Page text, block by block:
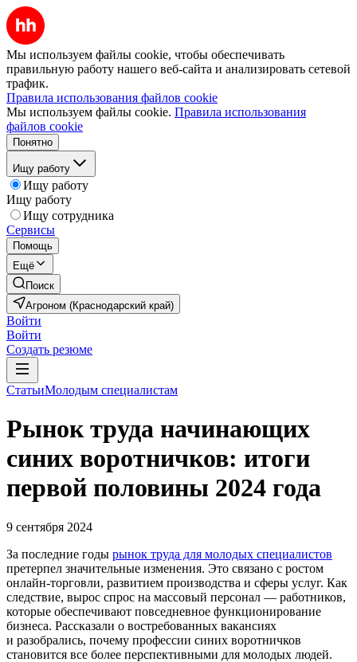
Мы используем файлы cookie, чтобы обеспечивать
правильную работу нашего веб-сайта и анализировать сетевой
трафик.
Правила использования файлов cookie
Мы используем файлы cookie. Правила использования
файлов cookie
Понятно
Ищу работу
Ищу работу
Ищу работу
Ищу сотрудника
Сервисы
Помощь
Ещё
Поиск
Агроном (Краснодарский край)
Войти
Войти
Создать резюме
СтатьиМолодым специалистам
Рынок труда начинающих
синих воротничков: итоги
первой половины 2024 года
9 сентября 2024
За последние годы рынок труда для молодых специалистов
претерпел значительные изменения. Это связано с ростом
онлайн-торговли, развитием производства и сферы услуг. Как
следствие, вырос спрос на массовый персонал — работников,
которые обеспечивают повседневное функционирование
бизнеса. Рассказали о востребованных вакансиях
и разобрались, почему профессии синих воротничков
становится все более перспективными для молодых людей.